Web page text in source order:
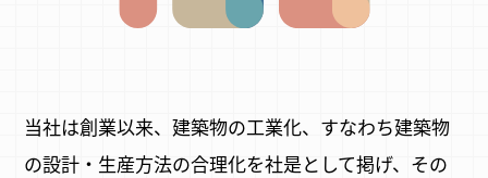
当社は創業以来、建築物の工業化、すなわち建築物
の設計・生産方法の合理化を社是として掲げ、その